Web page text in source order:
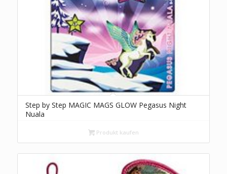
Step by Step MAGIC MAGS GLOW Pegasus Night
Nuala
Produkt kaufen